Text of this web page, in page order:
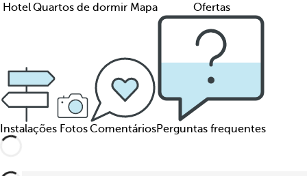
HotelQuartos de dormir Mapa Ofertas
Instalações FotosComentáriosPerguntas frequentes